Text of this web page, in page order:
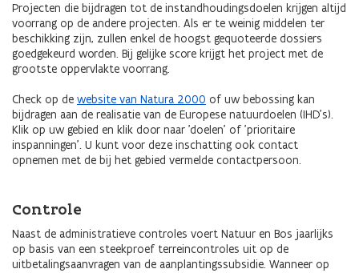
Projecten die bijdragen tot de instandhoudingsdoelen krijgen altijd
voorrang op de andere projecten. Als er te weinig middelen ter
beschikking zijn, zullen enkel de hoogst gequoteerde dossiers
goedgekeurd worden. Bij gelijke score krijgt het project met de
grootste oppervlakte voorrang.
Check op de website van Natura 2000 of uw bebossing kan
bijdragen aan de realisatie van de Europese natuurdoelen (IHD's).
Klik op uw gebied en klik door naar 'doelen' of 'prioritaire
inspanningen'. U kunt voor deze inschatting ook contact
opnemen met de bij het gebied vermelde contactpersoon.
Controle
Naast de administratieve controles voert Natuur en Bos jaarlijks
op basis van een steekproef terreincontroles uit op de
uitbetalingsaanvragen van de aanplantingssubsidie. Wanneer op